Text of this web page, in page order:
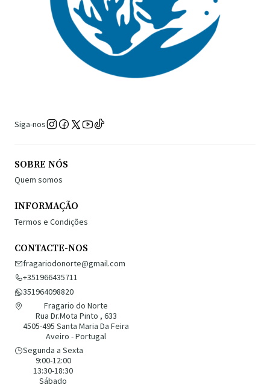
Siga-nos
SOBRE NÓS
Quem somos
INFORMAÇÃO
Termos e Condições
CONTACTE-NOS
fragariodonorte@gmail.com
+351966435711
351964098820
Fragario do Norte
Rua Dr.Mota Pinto , 633
4505-495 Santa Maria Da Feira
Aveiro - Portugal
Segunda a Sexta
9:00-12:00
13:30-18:30
Sábado